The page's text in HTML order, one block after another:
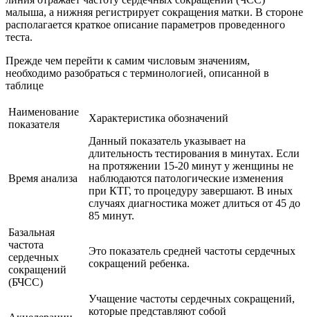
малыша, а нижняя регистрирует сокращения матки. В стороне
располагается краткое описание параметров проведенного
теста.
Прежде чем перейти к самим числовым значениям,
необходимо разобраться с терминологией, описанной в
таблице
Наименование
показателя
Характеристика обозначений
Время анализа
Данный показатель указывает на
длительность тестирования в минутах. Если
на протяжении 15-20 минут у женщины не
наблюдаются патологические изменения
при КТГ, то процедуру завершают. В иных
случаях диагностика может длиться от 45 до
85 минут.
Базальная
частота
сердечных
сокращений
(БЧСС)
Это показатель средней частоты сердечных
сокращений ребенка.
Учащение частоты сердечных сокращений,
которые представляют собой